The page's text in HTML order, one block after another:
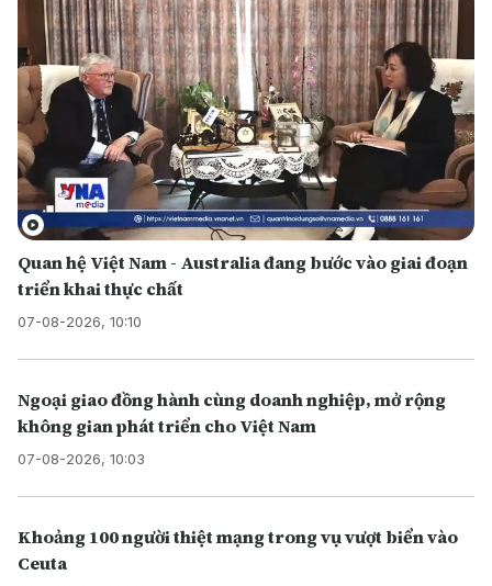
Quan hệ Việt Nam - Australia đang bước vào giai đoạn
triển khai thực chất
07-08-2026, 10:10
Ngoại giao đồng hành cùng doanh nghiệp, mở rộng
không gian phát triển cho Việt Nam
07-08-2026, 10:03
Khoảng 100 người thiệt mạng trong vụ vượt biển vào
Ceuta